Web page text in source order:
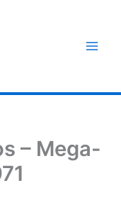
– Mega-